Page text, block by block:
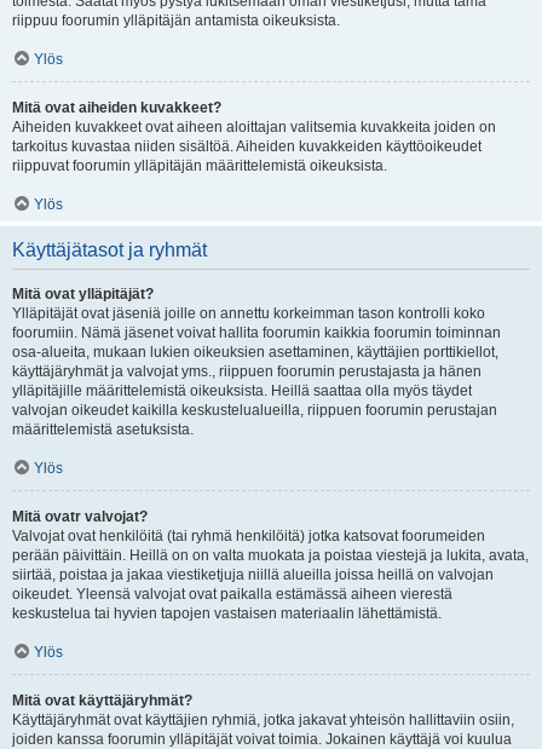
riippuu foorumin ylläpitäjän antamista oikeuksista.
Ylös
Mitä ovat aiheiden kuvakkeet?
Aiheiden kuvakkeet ovat aiheen aloittajan valitsemia kuvakkeita joiden on
tarkoitus kuvastaa niiden sisältöä. Aiheiden kuvakkeiden käyttöoikeudet
riippuvat foorumin ylläpitäjän määrittelemistä oikeuksista.
Ylös
Käyttäjätasot ja ryhmät
Mitä ovat ylläpitäjät?
Ylläpitäjät ovat jäseniä joille on annettu korkeimman tason kontrolli koko
foorumiin. Nämä jäsenet voivat hallita foorumin kaikkia foorumin toiminnan
osa-alueita, mukaan lukien oikeuksien asettaminen, käyttäjien porttikiellot,
käyttäjäryhmät ja valvojat yms., riippuen foorumin perustajasta ja hänen
ylläpitäjille määrittelemistä oikeuksista. Heillä saattaa olla myös täydet
valvojan oikeudet kaikilla keskustelualueilla, riippuen foorumin perustajan
määrittelemistä asetuksista.
Ylös
Mitä ovatr valvojat?
Valvojat ovat henkilöitä (tai ryhmä henkilöitä) jotka katsovat foorumeiden
perään päivittäin. Heillä on on valta muokata ja poistaa viestejä ja lukita, avata,
siirtää, poistaa ja jakaa viestiketjuja niillä alueilla joissa heillä on valvojan
oikeudet. Yleensä valvojat ovat paikalla estämässä aiheen vierestä
keskustelua tai hyvien tapojen vastaisen materiaalin lähettämistä.
Ylös
Mitä ovat käyttäjäryhmät?
Käyttäjäryhmät ovat käyttäjien ryhmiä, jotka jakavat yhteisön hallittaviin osiin,
joiden kanssa foorumin ylläpitäjät voivat toimia. Jokainen käyttäjä voi kuulua